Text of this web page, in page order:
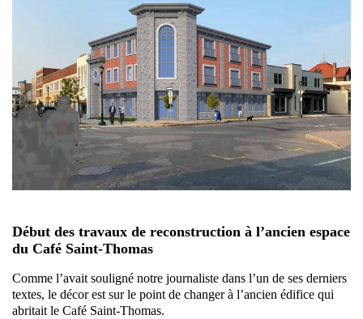
Début des travaux de reconstruction à l’ancien espace
du Café Saint-Thomas
Comme l’avait souligné notre journaliste dans l’un de ses derniers
textes, le décor est sur le point de changer à l’ancien édifice qui
abritait le Café Saint-Thomas.